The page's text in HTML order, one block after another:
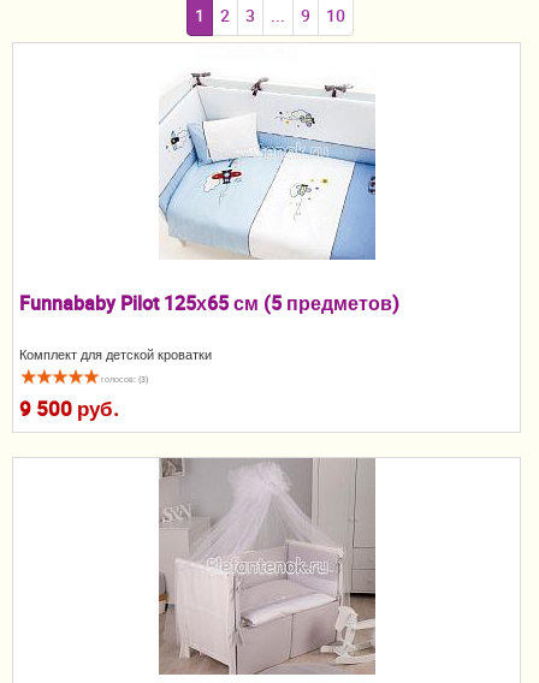
Мебель и аксессуары
Постельные принадлежности
Гигиена и уход
Качели, шезлонги
Манежи
Безопасность ребенка
Ходунки и прыгунки
Игры и развитие
Принадлежности для выписки
Сумки для мам и детей
1 2 3 ... 9 10
Funnababy Pilot 125х65 см (5 предметов)
Комплект для детской кроватки
голосов: (3)
9 500 руб.